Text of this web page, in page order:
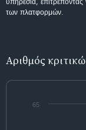
των πλατφορμών.
Αριθμός
65